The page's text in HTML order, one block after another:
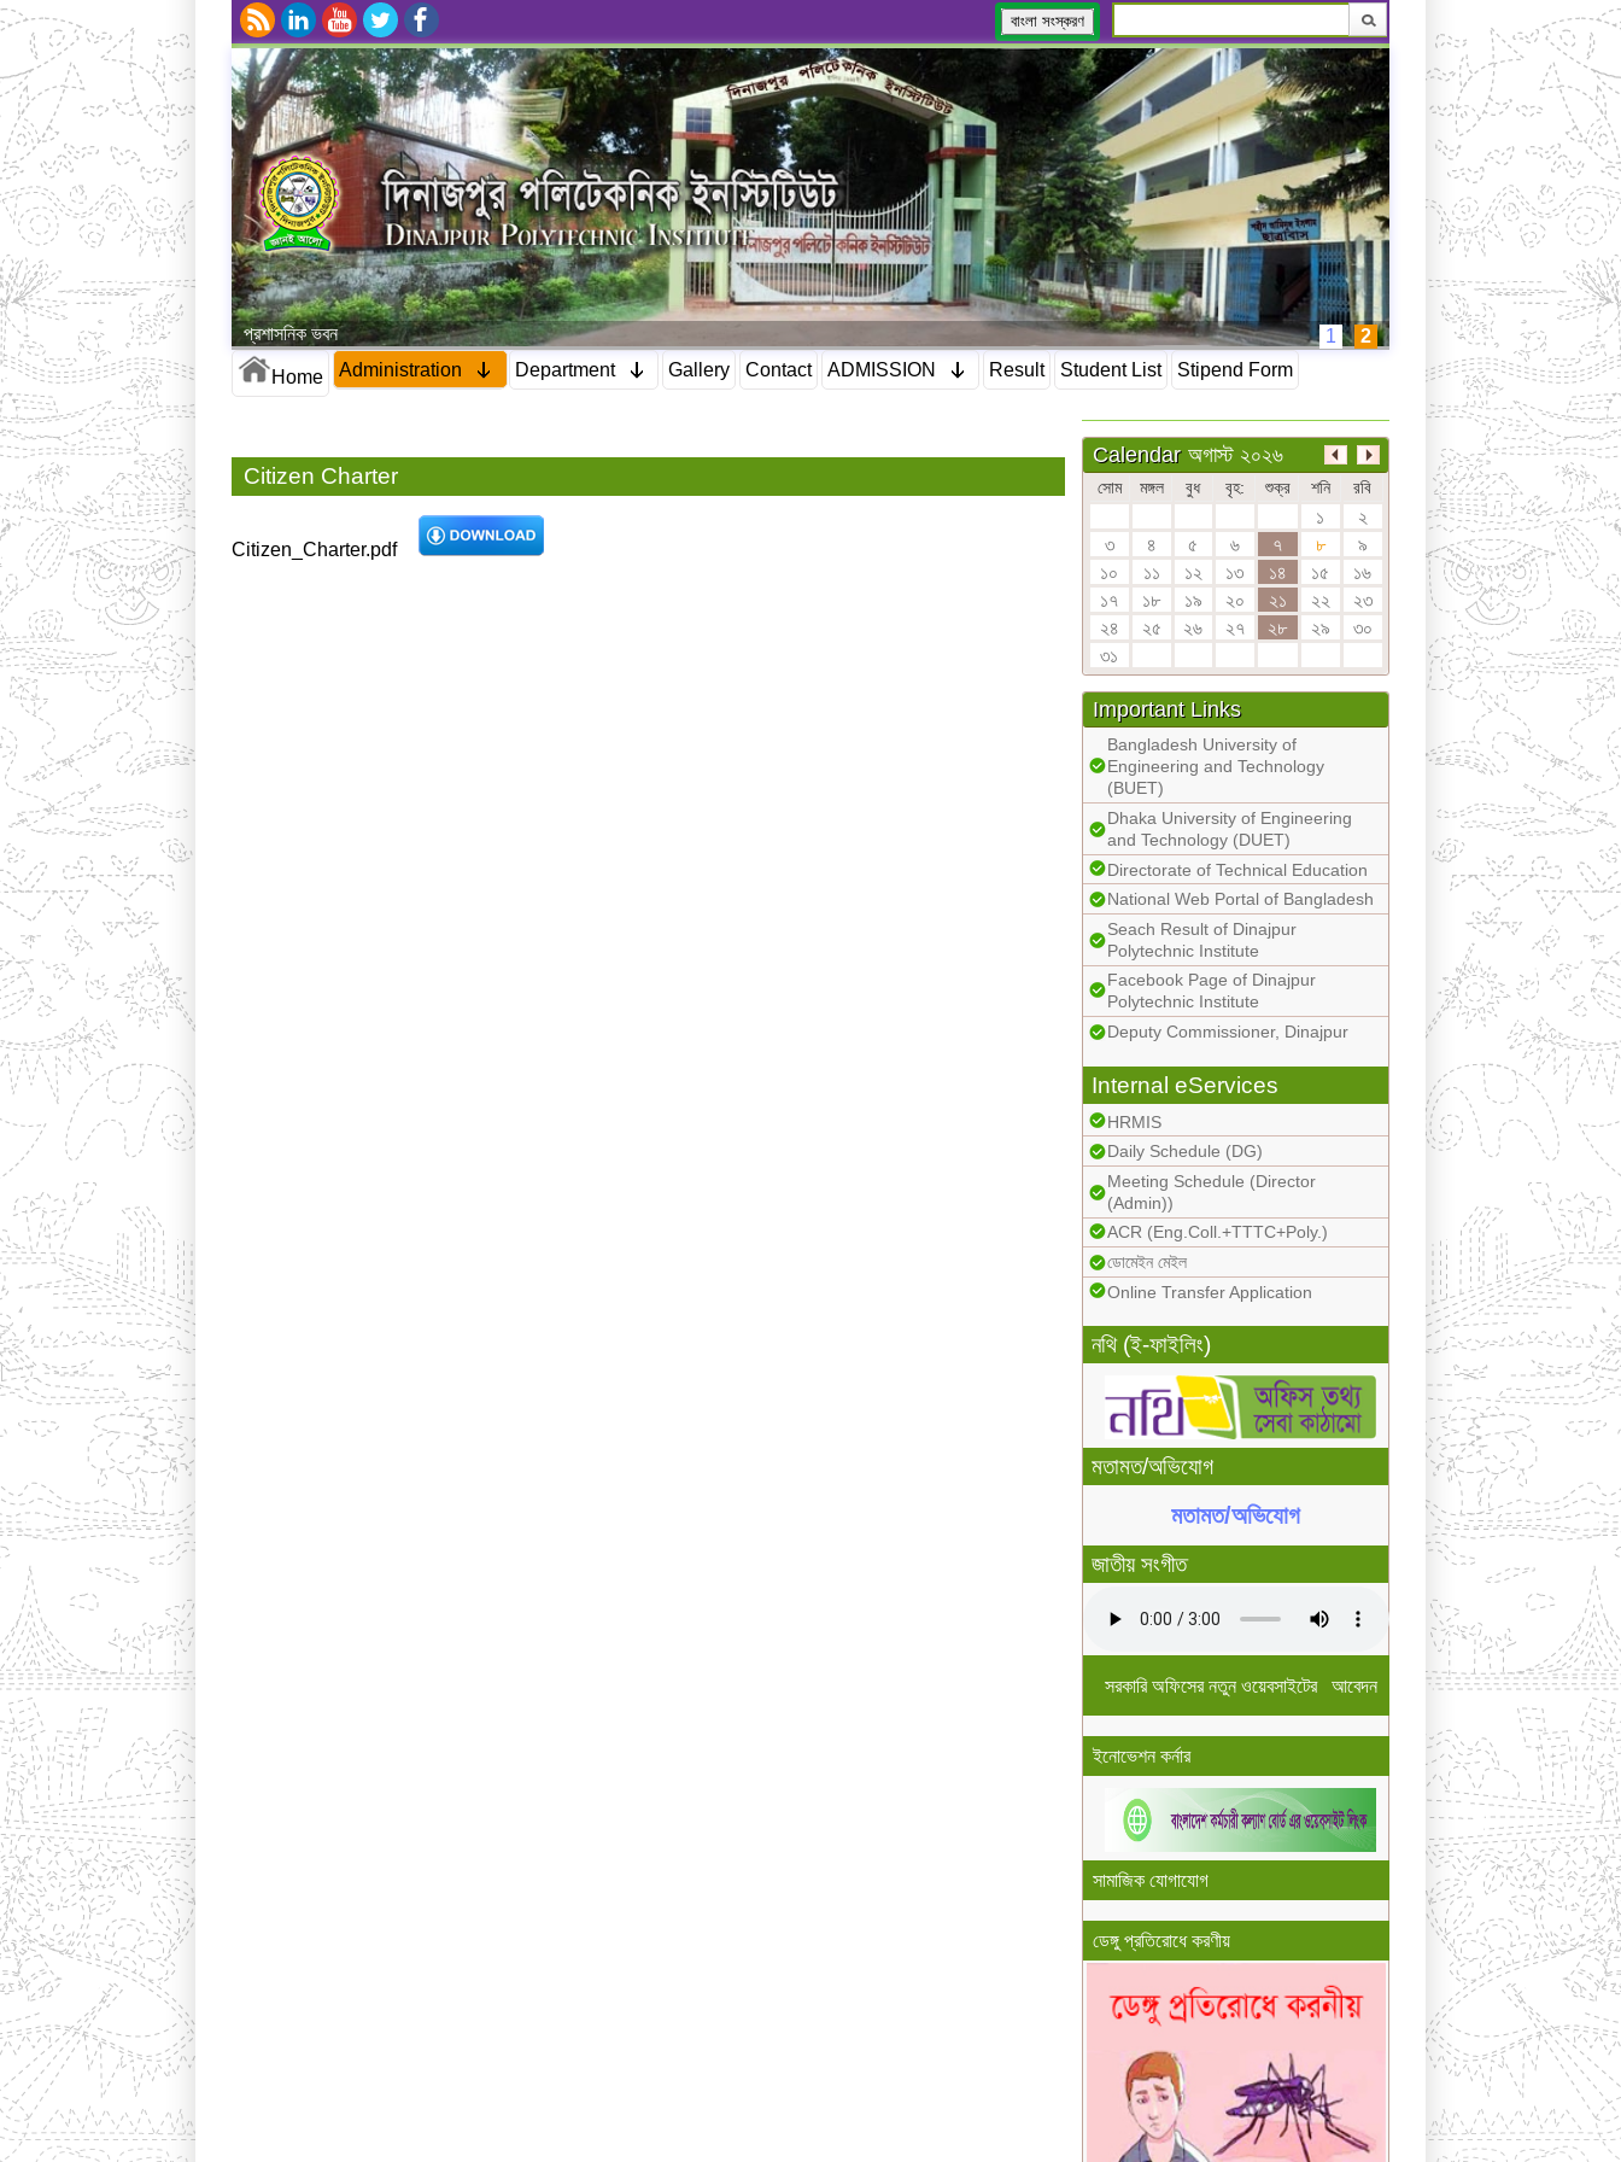
বাংলা সংস্করণ
প্রশাসনিক ভবন 1
2
Home
Administration Department Gallery Contact ADMISSION Result Student List Stipend Form
Citizen Charter
Citizen_Charter.pdf
Calendar অগাস্ট ২০২৬
সোম মঙ্গল বুধ বৃহ: শুক্র শনি রবি
১
২
৩
৪ ৫ ৬ ৭ ৮
৯
১০
১১ ১২ ১৩ ১৪ ১৫
১৬
১৭
১৮ ১৯ ২০ ২১ ২২
২৩
২৪
২৫ ২৬ ২৭ ২৮ ২৯
৩০
৩১
Important Links
Bangladesh University of
Engineering and Technology
(BUET)
Dhaka University of Engineering
and Technology (DUET)
Directorate of Technical Education
National Web Portal of Bangladesh
Seach Result of Dinajpur
Polytechnic Institute
Facebook Page of Dinajpur
Polytechnic Institute
Deputy Commissioner, Dinajpur
Internal eServices
HRMIS
Daily Schedule (DG)
Meeting Schedule (Director
(Admin))
ACR (Eng.Coll.+TTTC+Poly.)
ডোমেইন মেইল
Online Transfer Application
নথি (ই-ফাইলিং)
মতামত/অভিযোগ
মতামত/অভিযোগ
জাতীয় সংগীত
সরকারি অফিসের নতুন ওয়েবসাইটের আবেদন
ইনোভেশন কর্নার
সামাজিক যোগাযোগ
ডেঙ্গু প্রতিরোধে করণীয়